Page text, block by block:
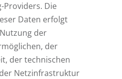
Providers. Die
Daten erfolgt
der
der
der technischen
Netzinfrastruktur